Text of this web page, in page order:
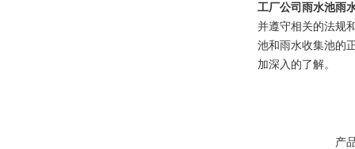
工厂公司雨水池雨
并遵守相关的法规
池和雨水收集池的
加深入的了解。
产